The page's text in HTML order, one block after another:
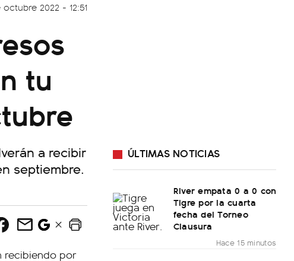
octubre 2022 - 12:51
tu
a recibir
septiembre.
ÚLTIMAS NOTICIAS
River empata 0 a 0 con
Tigre por la cuarta
fecha del Torneo
Clausura
Hace 15 minutos